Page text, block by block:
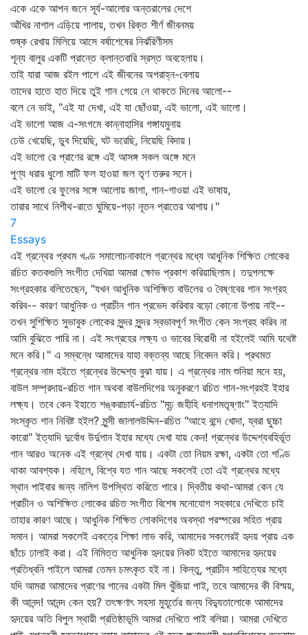
একে একে আপন জনে সূর্য-আলোর অন্তরালের দেশে
আঁখির নাগাল এড়িয়ে পালায়, তখন রিক্ত শীর্ণ জীবনময়
শুষ্ক রেখায় মিলিয়ে আসে বর্ষাশেষের নির্ঝরিণীসম
শূন্য বালুর একটি প্রান্তে ক্লান্তবারি স্রস্ত অবহেলায়।
তাই যারা আজ রইল পাশে এই জীবনের অপরাহ্ন-বেলায়
তাদের হাতে হাত দিয়ে তুই গান গেয়ে নে থাকতে দিনের আলো--
বলে নে ভাই, "এই যা দেখা, এই যা ছোঁওয়া, এই ভালো, এই ভালো।
এই ভালো আজ এ-সংগমে কান্নাহাসির গঙ্গাযমুনায়
ঢেউ খেয়েছি, ডুব দিয়েছি, ঘট ভরেছি, নিয়েছি বিদায়।
এই ভালো রে প্রাণের রঙ্গে এই আসঙ্গ সকল অঙ্গে মনে
পুণ্য ধরার ধুলো মাটি ফল হাওয়া জল তৃণ তরুর সনে।
এই ভালো রে ফুলের সঙ্গে আলোয় জাগা, গান-গাওয়া এই ভাষায়,
তারার সাথে নিশীথ-রাতে ঘুমিয়ে-পড়া নূতন প্রাতের আশায়।"
7
Essays
এই গ্রন্থের প্রথম খণ্ড সমালোচনাকালে গ্রন্থের মধ্যে আধুনিক শিক্ষিত লোকের
রচিত কতকগুলি সংগীত দেখিয়া আমরা ক্ষোভ প্রকাশ করিয়াছিলাম। তদুপলক্ষে
সংগ্রহকার বলিতেছেন, "যখন আধুনিক অশিক্ষিত বাউলের ও বৈষ্ণবের গান সংগ্রহ
করিব-- কারণ আধুনিক ও প্রাচীন গান প্রভেদ করিবার বড়ো কোনো উপায় নাই--
তখন সুশিক্ষিত সুভাবুক লোকের সুন্দর সুন্দর স্বভাবপূর্ণ সংগীত কেন সংগ্রহ করিব না
আমি বুঝিতে পারি না। এই সংগ্রহের লক্ষ্য ও ভাবের বিরোধী না হইলেই আমি যথেষ্ট
মনে করি।" এ সম্বন্ধে আমাদের যাহা বক্তব্য আছে নিবেদন করি। প্রথমত
গ্রন্থের নাম হইতে গ্রন্থের উদ্দেশ্য বুঝা যায়। এ গ্রন্থের নাম শুনিয়া মনে হয়,
বাউল সম্প্রদায়-রচিত গান অথবা বাউলদিগের অনুকরণে রচিত গান-সংগ্রহই ইহার
লক্ষ্য। তবে কেন ইহাতে শঙ্করাচার্য-রচিত "মূঢ় জহীহি ধনাগমতৃষ্ণাং" ইত্যাদি
সংস্কৃত গান নিবিষ্ট হইল? মুন্সী জালালউদ্দিন-রচিত "আহে বন্দে খোদা, য্‌বরা ছুচ্চা
কারো" ইত্যাদি দুর্বোধ উর্দুগান ইহার মধ্যে দেখা যায় কেন! গ্রন্থের উদ্দেশ্যবহির্ভূত
গান আরও অনেক এই গ্রন্থে দেখা যায়। একটা তো নিয়ম রক্ষা, একটা তো গণ্ডি
থাকা আবশ্যক। নহিলে, বিশ্বে যত গান আছে সকলেই তো এই গ্রন্থের মধ্যে
স্থান পাইবার জন্য নালিশ উপস্থিত করিতে পারে। দ্বিতীয় কথা-আমরা কেন যে
প্রাচীন ও অশিক্ষিত লোকের রচিত সংগীত বিশেষ মনোযোগ সহকারে দেখিতে চাই
তাহার কারণ আছে। আধুনিক শিক্ষিত লোকদিগের অবস্থা পরস্পরের সহিত প্রায়
সমান। আমরা সকলেই একত্রে শিক্ষা লাভ করি, আমাদের সকলেরই হৃদয় প্রায় এক
ছাঁচে ঢালাই করা। এই নিমিত্ত আধুনিক হৃদয়ের নিকট হইতে আমাদের হৃদয়ের
প্রতিধ্বনি পাইলে আমরা তেমন চমৎকৃত হই না। কিন্তু, প্রাচীন সাহিত্যের মধ্যে
যদি আমরা আমাদের প্রাণের গানের একটা মিল খুঁজিয়া পাই, তবে আমাদের কী বিস্ময়,
কী আনন্দ! আনন্দ কেন হয়? তৎক্ষণাৎ সহসা মুহূর্তের জন্য বিদ্যুতালোকে আমাদের
হৃদয়ের অতি বিপুল স্থায়ী প্রতিষ্ঠাভূমি আমরা দেখিতে পাই বলিয়া। আমরা দেখিতে